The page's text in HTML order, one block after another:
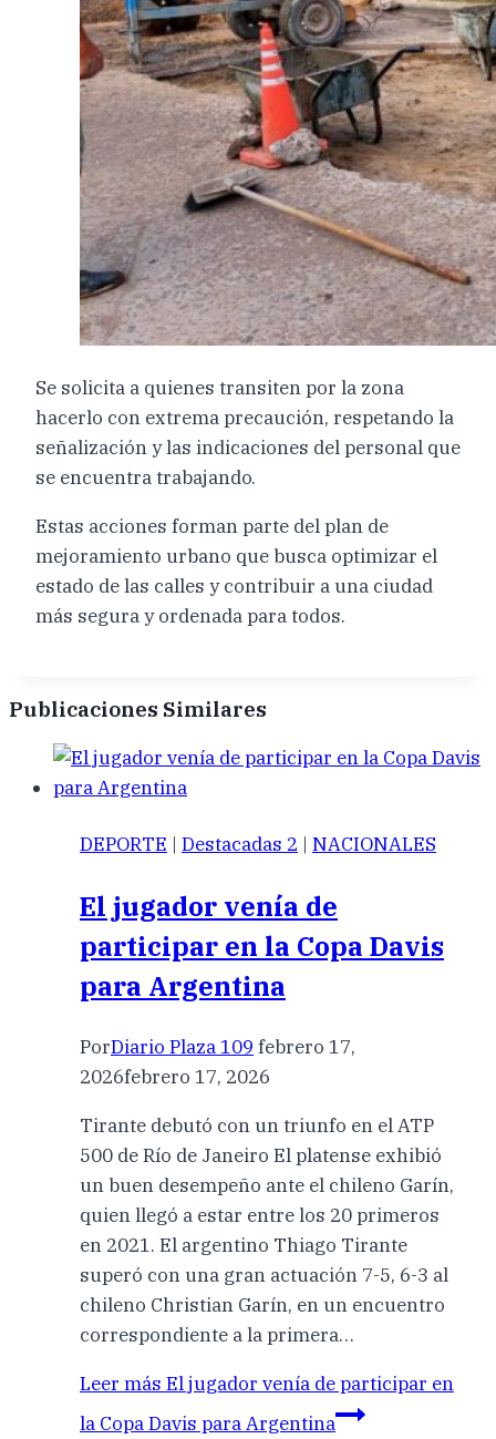
Se solicita a quienes transiten por la zona
hacerlo con extrema precaución, respetando la
señalización y las indicaciones del personal que
se encuentra trabajando.
Estas acciones forman parte del plan de
mejoramiento urbano que busca optimizar el
estado de las calles y contribuir a una ciudad
más segura y ordenada para todos.
Publicaciones Similares
DEPORTE | Destacadas 2 | NACIONALES
El jugador venía de
participar en la Copa Davis
para Argentina
PorDiario Plaza 109 febrero 17,
2026febrero 17, 2026
Tirante debutó con un triunfo en el ATP
500 de Río de Janeiro El platense exhibió
un buen desempeño ante el chileno Garín,
quien llegó a estar entre los 20 primeros
en 2021. El argentino Thiago Tirante
superó con una gran actuación 7-5, 6-3 al
chileno Christian Garín, en un encuentro
correspondiente a la primera…
Leer más El jugador venía de participar en
la Copa Davis para Argentina